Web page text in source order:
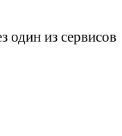
один из сервисов